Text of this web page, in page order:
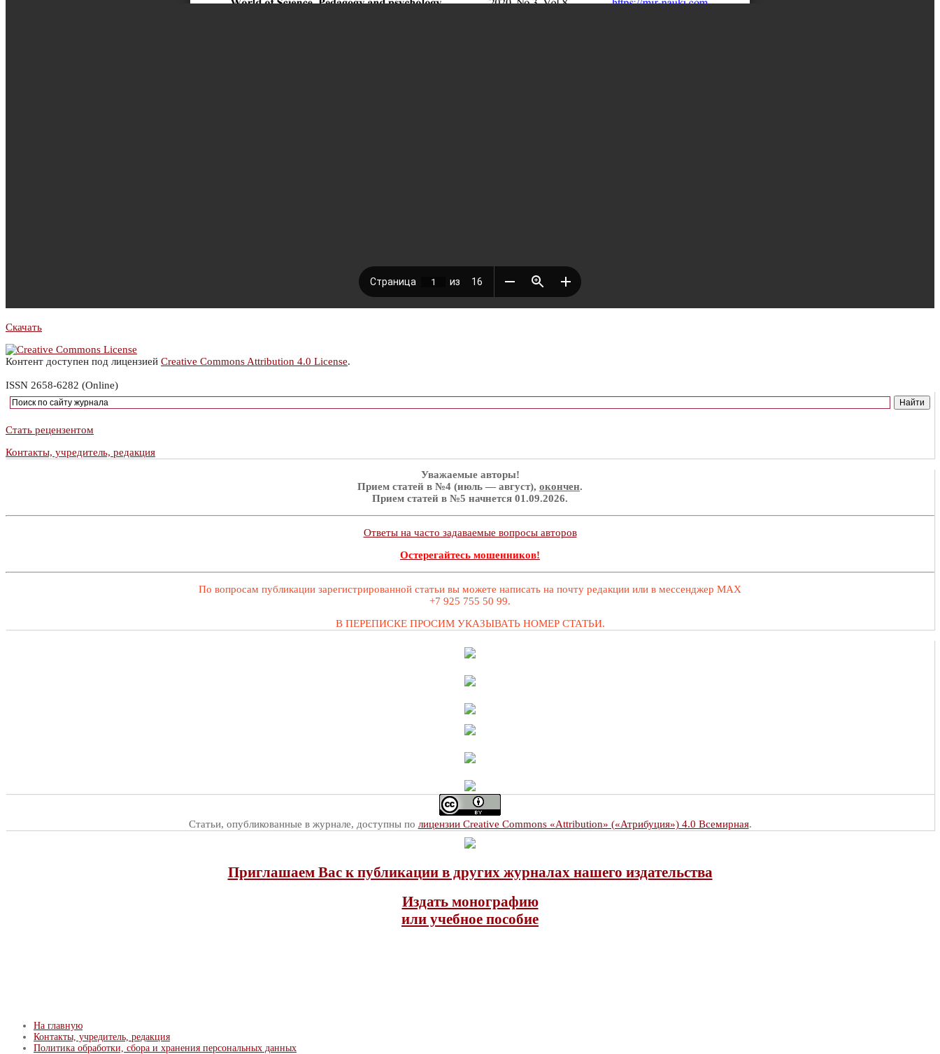
Скачать
Контент доступен под лицензией Creative Commons Attribution 4.0 License.
ISSN 2658-6282 (Online)
Стать рецензентом
Контакты, учредитель, редакция
Уважаемые авторы!
Прием статей в №4 (июль — август), окончен.
Прием статей в №5 начнется 01.09.2026.
Ответы на часто задаваемые вопросы авторов
Остерегайтесь мошенников!
По вопросам публикации зарегистрированной статьи вы можете написать на почту редакции или в мессенджер MAX
+7 925 755 50 99.
В ПЕРЕПИСКЕ ПРОСИМ УКАЗЫВАТЬ НОМЕР СТАТЬИ.
Статьи, опубликованные в журнале, доступны по лицензии Creative Commons «Attribution» («Атрибуция») 4.0 Всемирная.
Приглашаем Вас к публикации в других журналах нашего издательства
Издать монографию
или учебное пособие
На главную
Контакты, учредитель, редакция
Политика обработки, сбора и хранения персональных данных